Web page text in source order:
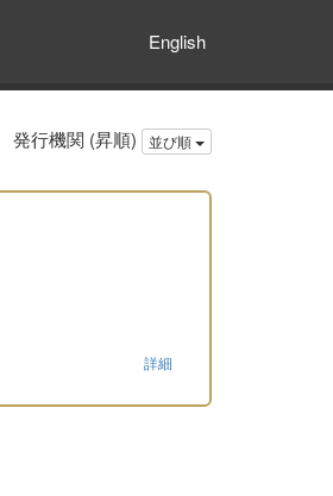
English
発行機関 (昇順) 並び順
詳細